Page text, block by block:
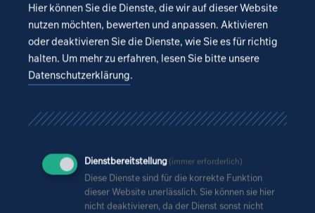
Ist seit Oktober 2015 im Unternehmen als
Abteilungsleiter Wasserbau. Bereits vor seiner
Tätigkeit bei IPROconsult plante er fast zwei
Jahrzehnte Wasserbauwerke aller Art.
E-Mail
Hier können Sie die Dienste, die wir auf dieser Website
nutzen möchten, bewerten und anpassen. Aktivieren
oder deaktivieren Sie die Dienste, wie Sie es für richtig
halten. Um mehr zu erfahren, lesen Sie bitte unsere
Datenschutzerklärung.
Dienstbereitstellung(immer erforderlich)
Diese Dienste sind für die korrekte Funktion
dieser Website unerlässlich. Sie können sie hier
nicht deaktivieren, da der Dienst sonst nicht